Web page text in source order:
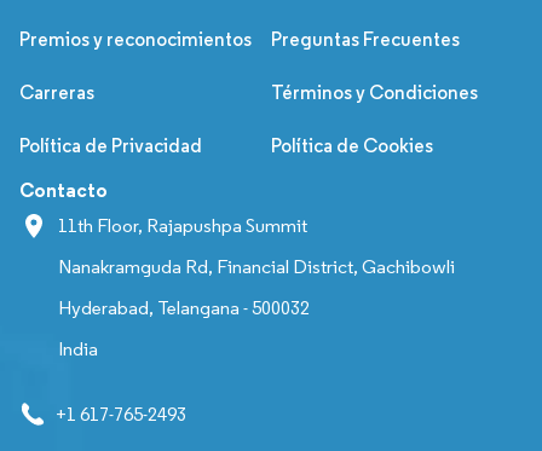
Premios y reconocimientos Preguntas Frecuentes
Carreras Términos y Condiciones
Política de Privacidad Política de Cookies
Contacto
11th Floor, Rajapushpa Summit
Nanakramguda Rd, Financial District, Gachibowli
Hyderabad, Telangana - 500032
India
+1 617-765-2493